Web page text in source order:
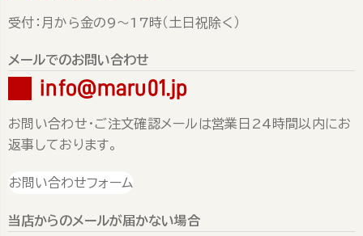
受付：月から金の9～17時（土日祝除く）
メールでのお問い合わせ
info@maru01.jp
お問い合わせ・ご注文確認メールは営業日24時間以内にお
返事しております。
お問い合わせフォーム
当店からのメールが届かない場合